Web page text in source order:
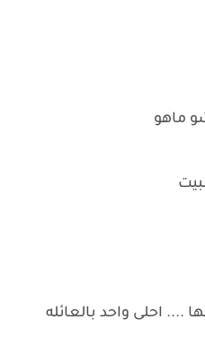
ماهو
.... احلى واحد بالعائله